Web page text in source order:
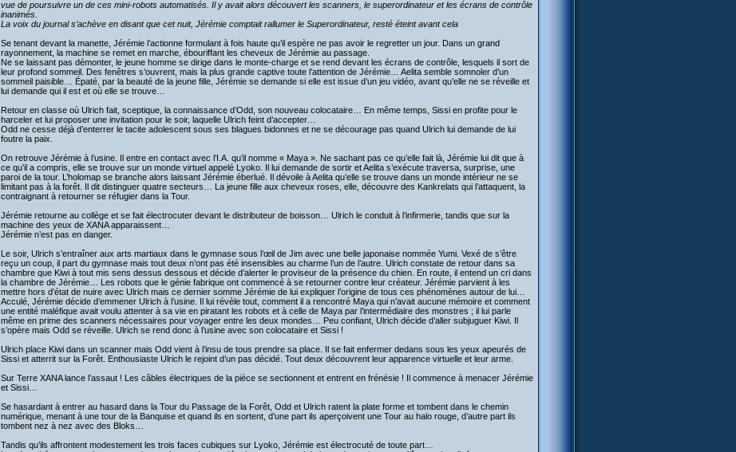
vue de poursuivre un de ces mini-robots automatisés. Il y avait alors découvert les scanners, le superordinateur et les écrans de contrôle
inanimés.
La voix du journal s’achève en disant que cet nuit, Jérémie comptait rallumer le Superordinateur, resté éteint avant cela
Se tenant devant la manette, Jérémie l’actionne formulant à fois haute qu’il espère ne pas avoir le regretter un jour. Dans un grand
rayonnement, la machine se remet en marche, ébouriffant les cheveux de Jérémie au passage.
Ne se laissant pas démonter, le jeune homme se dirige dans le monte-charge et se rend devant les écrans de contrôle, lesquels il sort de
leur profond sommeil. Des fenêtres s’ouvrent, mais la plus grande captive toute l’attention de Jérémie… Aelita semble somnoler d’un
sommeil paisible… Épaté, par la beauté de la jeune fille, Jérémie se demande si elle est issue d’un jeu vidéo, avant qu’elle ne se réveille et
lui demande qui il est et où elle se trouve…
Retour en classe où Ulrich fait, sceptique, la connaissance d’Odd, son nouveau colocataire… En même temps, Sissi en profite pour le
harceler et lui proposer une invitation pour le soir, laquelle Ulrich feint d’accepter…
Odd ne cesse déjà d’enterrer le tacite adolescent sous ses blagues bidonnes et ne se décourage pas quand Ulrich lui demande de lui
foutre la paix.
On retrouve Jérémie à l’usine. Il entre en contact avec l’I.A. qu’il nomme « Maya ». Ne sachant pas ce qu’elle fait là, Jérémie lui dit que à
ce qu’il a compris, elle se trouve sur un monde virtuel appelé Lyoko. Il lui demande de sortir et Aelita s’exécute traversa, surprise, une
paroi de la tour. L’holomap se branche alors laissant Jérémie éberlué. Il dévoile à Aelita qu’elle se trouve dans un monde intérieur ne se
limitant pas à la forêt. Il dit distinguer quatre secteurs… La jeune fille aux cheveux roses, elle, découvre des Kankrelats qui l’attaquent, la
contraignant à retourner se réfugier dans la Tour.
Jérémie retourne au collège et se fait électrocuter devant le distributeur de boisson… Ulrich le conduit à l’infirmerie, tandis que sur la
machine des yeux de XANA apparaissent…
Jérémie n’est pas en danger.
Le soir, Ulrich s’entraîner aux arts martiaux dans le gymnase sous l’œil de Jim avec une belle japonaise nommée Yumi. Vexé de s’être
reçu un coup, il part du gymnase mais tout deux n’ont pas été insensibles au charme l’un de l’autre. Ulrich constate de retour dans sa
chambre que Kiwi à tout mis sens dessus dessous et décide d’alerter le proviseur de la présence du chien. En route, il entend un cri dans
la chambre de Jérémie… Les robots que le génie fabrique ont commencé à se retourner contre leur créateur. Jérémie parvient à les
mettre hors d’état de nuire avec Ulrich mais ce dernier somme Jérémie de lui expliquer l’origine de tous ces phénomènes autour de lui…
Acculé, Jérémie décide d’emmener Ulrich à l’usine. Il lui révèle tout, comment il a rencontré Maya qui n’avait aucune mémoire et comment
une entité maléfique avait voulu attenter à sa vie en piratant les robots et à celle de Maya par l’intermédiaire des monstres ; il lui parle
même en prime des scanners nécessaires pour voyager entre les deux mondes… Peu confiant, Ulrich décide d’aller subjuguer Kiwi. Il
s’opère mais Odd se réveille. Ulrich se rend donc à l’usine avec son colocataire et Sissi !
Ulrich place Kiwi dans un scanner mais Odd vient à l’insu de tous prendre sa place. Il se fait enfermer dedans sous les yeux apeurés de
Sissi et atterrit sur la Forêt. Enthousiaste Ulrich le rejoint d’un pas décidé. Tout deux découvrent leur apparence virtuelle et leur arme.
Sur Terre XANA lance l’assaut ! Les câbles électriques de la pièce se sectionnent et entrent en frénésie ! Il commence à menacer Jérémie
et Sissi…
Se hasardant à entrer au hasard dans la Tour du Passage de la Forêt, Odd et Ulrich ratent la plate forme et tombent dans le chemin
numérique, menant à une tour de la Banquise et quand ils en sortent, d’une part ils aperçoivent une Tour au halo rouge, d’autre part ils
tombent nez à nez avec des Bloks…
Tandis qu’ils affrontent modestement les trois faces cubiques sur Lyoko, Jérémie est électrocuté de toute part…